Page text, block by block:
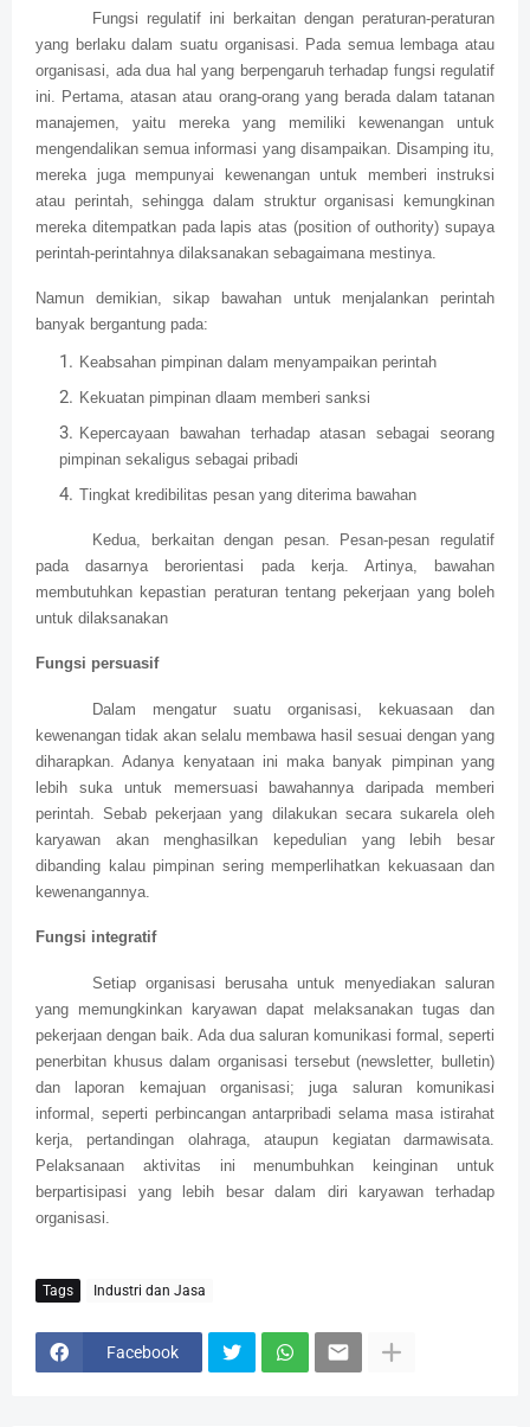
Fungsi regulatif ini berkaitan dengan peraturan-peraturan
yang berlaku dalam suatu organisasi. Pada semua lembaga atau
organisasi, ada dua hal yang berpengaruh terhadap fungsi regulatif
ini. Pertama, atasan atau orang-orang yang berada dalam tatanan
manajemen, yaitu mereka yang memiliki kewenangan untuk
mengendalikan semua informasi yang disampaikan. Disamping itu,
mereka juga mempunyai kewenangan untuk memberi instruksi
atau perintah, sehingga dalam struktur organisasi kemungkinan
mereka ditempatkan pada lapis atas (position of outhority) supaya
perintah-perintahnya dilaksanakan sebagaimana mestinya.
Namun demikian, sikap bawahan untuk menjalankan perintah
banyak bergantung pada:
Keabsahan pimpinan dalam menyampaikan perintah
Kekuatan pimpinan dlaam memberi sanksi
Kepercayaan bawahan terhadap atasan sebagai seorang
pimpinan sekaligus sebagai pribadi
Tingkat kredibilitas pesan yang diterima bawahan
Kedua, berkaitan dengan pesan. Pesan-pesan regulatif
pada dasarnya berorientasi pada kerja. Artinya, bawahan
membutuhkan kepastian peraturan tentang pekerjaan yang boleh
untuk dilaksanakan
Fungsi persuasif
Dalam mengatur suatu organisasi, kekuasaan dan
kewenangan tidak akan selalu membawa hasil sesuai dengan yang
diharapkan. Adanya kenyataan ini maka banyak pimpinan yang
lebih suka untuk memersuasi bawahannya daripada memberi
perintah. Sebab pekerjaan yang dilakukan secara sukarela oleh
karyawan akan menghasilkan kepedulian yang lebih besar
dibanding kalau pimpinan sering memperlihatkan kekuasaan dan
kewenangannya.
Fungsi integratif
Setiap organisasi berusaha untuk menyediakan saluran
yang memungkinkan karyawan dapat melaksanakan tugas dan
pekerjaan dengan baik. Ada dua saluran komunikasi formal, seperti
penerbitan khusus dalam organisasi tersebut (newsletter, bulletin)
dan laporan kemajuan organisasi; juga saluran komunikasi
informal, seperti perbincangan antarpribadi selama masa istirahat
kerja, pertandingan olahraga, ataupun kegiatan darmawisata.
Pelaksanaan aktivitas ini menumbuhkan keinginan untuk
berpartisipasi yang lebih besar dalam diri karyawan terhadap
organisasi.
Tags Industri dan Jasa
Facebook